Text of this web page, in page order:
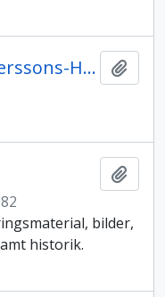
Bergsjö/Järvsö socken: Perssons-Hallins arkiv
bilder,
historik.